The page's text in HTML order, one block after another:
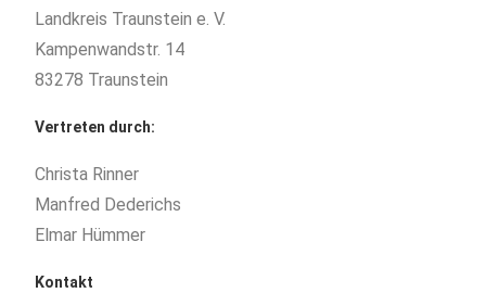
Landkreis Traunstein e. V.
Kampenwandstr. 14
83278 Traunstein
Vertreten durch:
Christa Rinner
Manfred Dederichs
Elmar Hümmer
Kontakt